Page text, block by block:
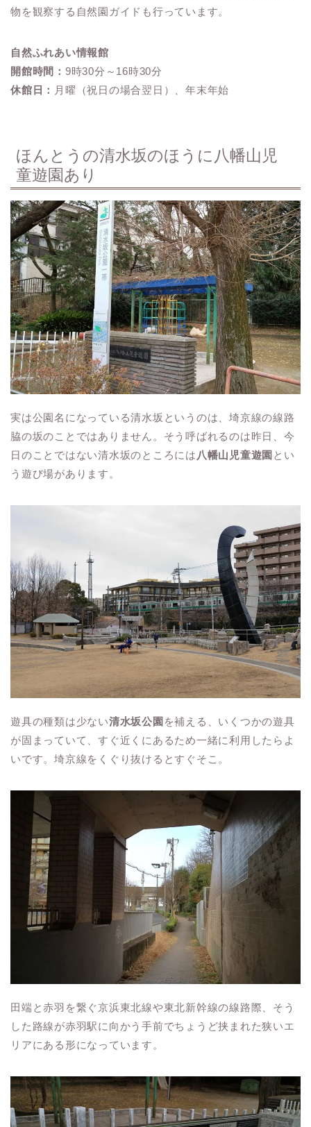
物を観察する自然園ガイドも行っています。
自然ふれあい情報館
開館時間： 9時30分～16時30分
休館日： 月曜（祝日の場合翌日）、年末年始
ほんとうの清水坂のほうに八幡山児
童遊園あり
実は公園名になっている清水坂というのは、埼京線の線路
脇の坂のことではありません。そう呼ばれるのは昨日、今
日のことではない清水坂のところには 八幡山児童遊園 とい
う遊び場があります。
遊具の種類は少ない清水坂公園 を補える、いくつかの遊具
が固まっていて、すぐ近くにあるため一緒に利用したらよ
いです。埼京線をくぐり抜けるとすぐそこ。
田端と赤羽を繋ぐ京浜東北線や東北新幹線の線路際、そう
した路線が赤羽駅に向かう手前でちょうど挟まれた狭いエ
リアにある形になっています。